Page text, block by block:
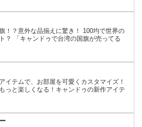
！？意外な品揃えに驚き！ 100均で世界の
？ 「キャンドゥで台湾の国旗が売ってる
イテムで、お部屋を可愛くカスタマイズ！
っと楽しくなる！キャンドゥの新作アイテ